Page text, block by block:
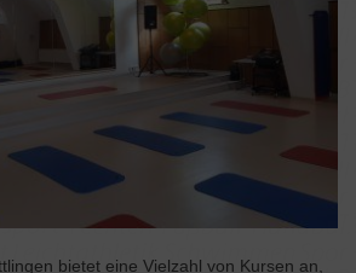
bietet eine Vielzahl von Kursen an,